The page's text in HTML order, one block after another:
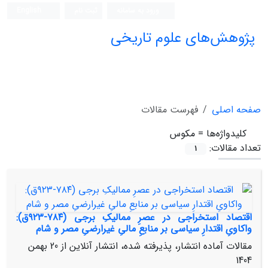
پژوهش‌های علوم تاریخی
صفحه اصلی
فهرست مقالات
کلیدواژه‌ها = مکوس
تعداد مقالات:
1
اقتصاد استخراجی در عصرِ ممالیکِ برجی (۷۸۴-۹۲۳ق):
واکاویِ اقتدارِ سیاسی بر منابعِ مالیِ غیرارضیِ مصر و شام
مقالات آماده انتشار، پذیرفته شده، انتشار آنلاین از
20 بهمن
1404